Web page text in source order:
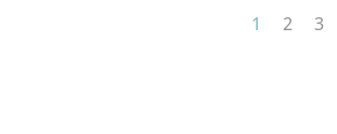
1 2 3